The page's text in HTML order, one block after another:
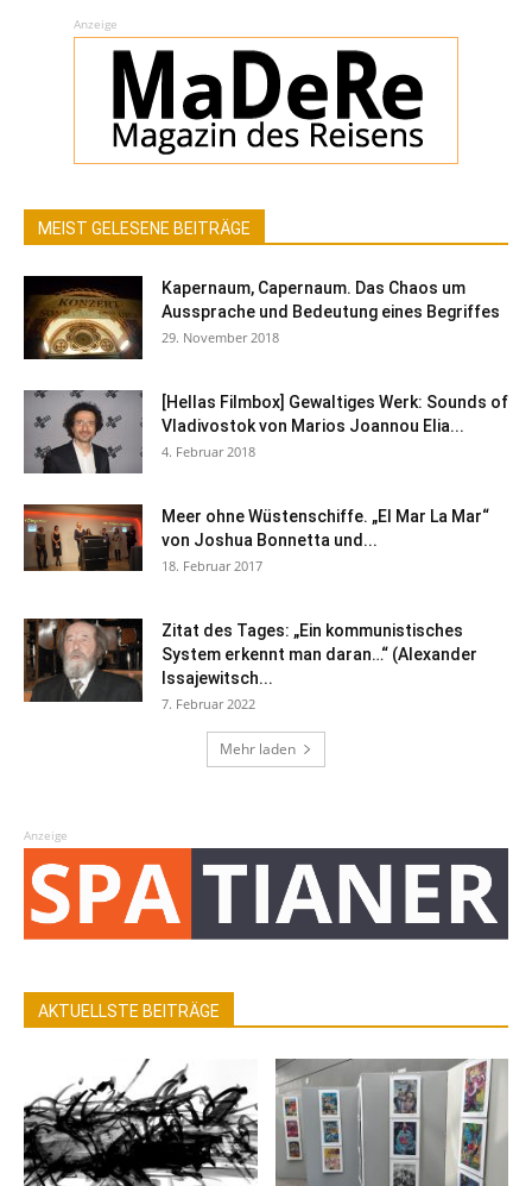
Anzeige
MEIST GELESENE BEITRÄGE
Kapernaum, Capernaum. Das Chaos um
Aussprache und Bedeutung eines Begriffes
29. November 2018
[Hellas Filmbox] Gewaltiges Werk: Sounds of
Vladivostok von Marios Joannou Elia...
4. Februar 2018
Meer ohne Wüstenschiffe. „El Mar La Mar“
von Joshua Bonnetta und...
18. Februar 2017
Zitat des Tages: „Ein kommunistisches
System erkennt man daran…“ (Alexander
Issajewitsch...
7. Februar 2022
Mehr laden
Anzeige
AKTUELLSTE BEITRÄGE